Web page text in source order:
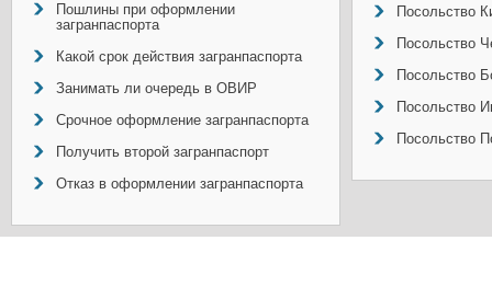
Пошлины при оформлении
загранпаспорта
Какой срок действия загранпаспорта
Занимать ли очередь в ОВИР
Срочное оформление загранпаспорта
Получить второй загранпаспорт
Отказ в оформлении загранпаспорта
Посольство
Посольство
Посольство
Посольство
Посольство